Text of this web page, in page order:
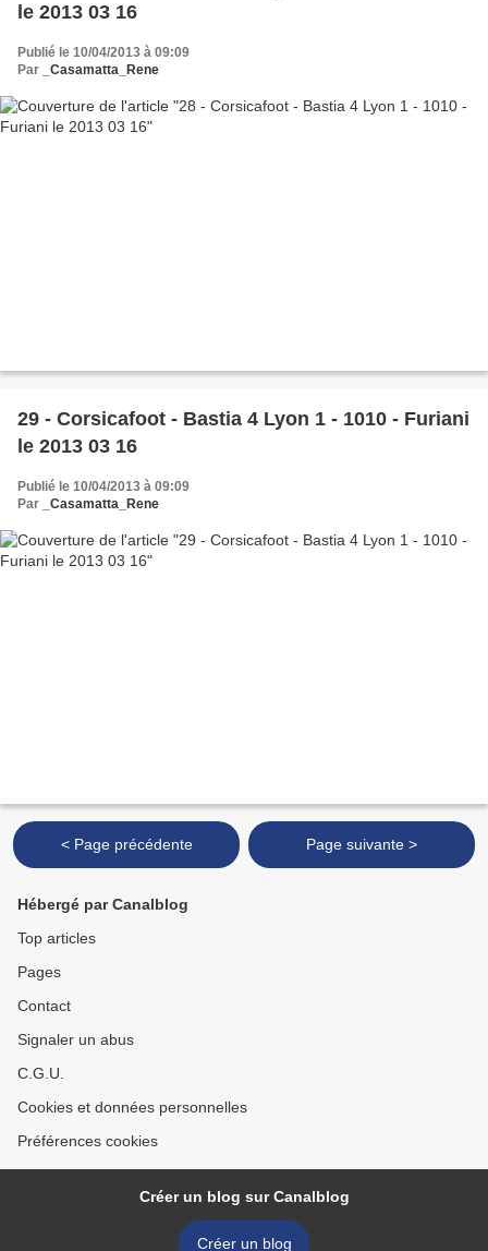
le 2013 03 16
Publié le 10/04/2013 à 09:09
Par
_Casamatta_Rene
29 - Corsicafoot - Bastia 4 Lyon 1 - 1010 - Furiani
le 2013 03 16
Publié le 10/04/2013 à 09:09
Par
_Casamatta_Rene
< Page précédente Page suivante >
Hébergé par Canalblog
Top articles
Pages
Contact
Signaler un abus
C.G.U.
Cookies et données personnelles
Préférences cookies
Créer un blog sur Canalblog
Créer un blog